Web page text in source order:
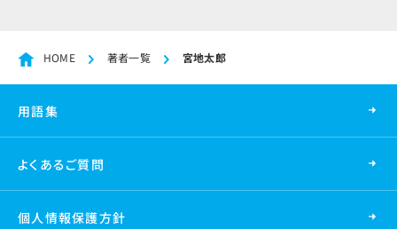
HOME 著者一覧 宮地太郎
用語集
よくあるご質問
個人情報保護方針